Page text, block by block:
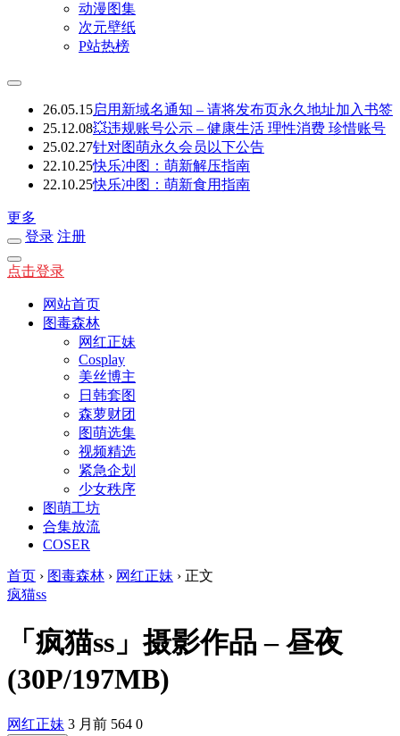
动漫图集
次元壁纸
P站热榜
26.05.15启用新域名通知 – 请将发布页永久地址加入书签
25.12.08💥违规账号公示 – 健康生活 理性消费 珍惜账号
25.02.27针对图萌永久会员以下公告
22.10.25快乐冲图：萌新解压指南
22.10.25快乐冲图：萌新食用指南
更多
登录 注册
点击登录
网站首页
图毒森林
网红正妹
Cosplay
美丝博主
日韩套图
森萝财团
图萌选集
视频精选
紧急企划
少女秩序
图萌工坊
合集放流
COSER
首页 › 图毒森林 › 网红正妹 › 正文
疯猫ss
「疯猫ss」摄影作品 – 昼夜
(30P/197MB)
网红正妹 3 月前 564 0